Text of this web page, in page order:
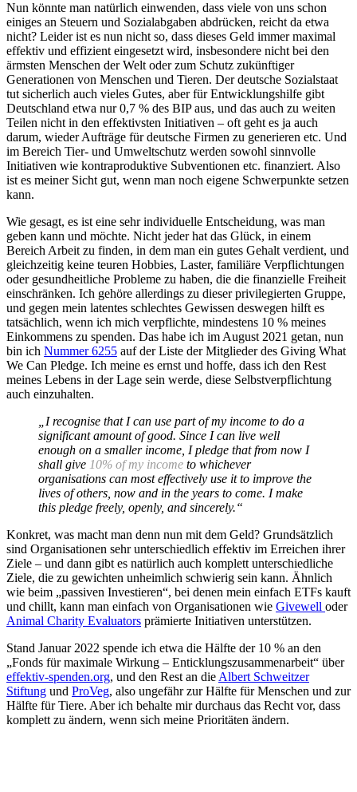
Nun könnte man natürlich einwenden, dass viele von uns schon
einiges an Steuern und Sozialabgaben abdrücken, reicht da etwa
nicht? Leider ist es nun nicht so, dass dieses Geld immer maximal
effektiv und effizient eingesetzt wird, insbesondere nicht bei den
ärmsten Menschen der Welt oder zum Schutz zukünftiger
Generationen von Menschen und Tieren. Der deutsche Sozialstaat
tut sicherlich auch vieles Gutes, aber für Entwicklungshilfe gibt
Deutschland etwa nur 0,7 % des BIP aus, und das auch zu weiten
Teilen nicht in den effektivsten Initiativen – oft geht es ja auch
darum, wieder Aufträge für deutsche Firmen zu generieren etc. Und
im Bereich Tier- und Umweltschutz werden sowohl sinnvolle
Initiativen wie kontraproduktive Subventionen etc. finanziert. Also
ist es meiner Sicht gut, wenn man noch eigene Schwerpunkte setzen
kann.
Wie gesagt, es ist eine sehr individuelle Entscheidung, was man
geben kann und möchte. Nicht jeder hat das Glück, in einem
Bereich Arbeit zu finden, in dem man ein gutes Gehalt verdient, und
gleichzeitig keine teuren Hobbies, Laster, familiäre Verpflichtungen
oder gesundheitliche Probleme zu haben, die die finanzielle Freiheit
einschränken. Ich gehöre allerdings zu dieser privilegierten Gruppe,
und gegen mein latentes schlechtes Gewissen deswegen hilft es
tatsächlich, wenn ich mich verpflichte, mindestens 10 % meines
Einkommens zu spenden. Das habe ich im August 2021 getan, nun
bin ich Nummer 6255 auf der Liste der Mitglieder des Giving What
We Can Pledge. Ich meine es ernst und hoffe, dass ich den Rest
meines Lebens in der Lage sein werde, diese Selbstverpflichtung
auch einzuhalten.
„I recognise that I can use part of my income to do a
significant amount of good. Since I can live well
enough on a smaller income, I pledge that from now I
shall give 10% of my income to whichever
organisations can most effectively use it to improve the
lives of others, now and in the years to come. I make
this pledge freely, openly, and sincerely.“
Konkret, was macht man denn nun mit dem Geld? Grundsätzlich
sind Organisationen sehr unterschiedlich effektiv im Erreichen ihrer
Ziele – und dann gibt es natürlich auch komplett unterschiedliche
Ziele, die zu gewichten unheimlich schwierig sein kann. Ähnlich
wie beim „passiven Investieren“, bei denen mein einfach ETFs kauft
und chillt, kann man einfach von Organisationen wie Givewell oder
Animal Charity Evaluators prämierte Initiativen unterstützen.
Stand Januar 2022 spende ich etwa die Hälfte der 10 % an den
„Fonds für maximale Wirkung – Enticklungszusammenarbeit“ über
effektiv-spenden.org, und den Rest an die Albert Schweitzer
Stiftung und ProVeg, also ungefähr zur Hälfte für Menschen und zur
Hälfte für Tiere. Aber ich behalte mir durchaus das Recht vor, dass
komplett zu ändern, wenn sich meine Prioritäten ändern.